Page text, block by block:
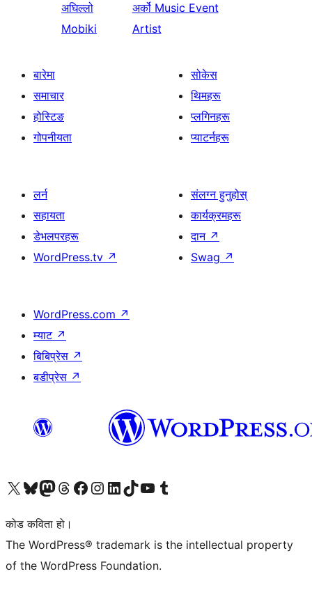
अघिल्लो
Mobiki
अर्को Music Event
Artist
बारेमा
समाचार
होस्टिङ
गोपनीयता
सोकेस
थिमहरू
प्लगिनहरू
प्याटर्नहरू
लर्न
सहायता
डेभलपरहरू
WordPress.tv ↗
संलग्न हुनुहोस्
कार्यक्रमहरू
दान ↗
Swag ↗
WordPress.com ↗
म्याट ↗
बिबिप्रेस ↗
बडीप्रेस ↗
हाम्रो X (पहिले ट्विटर) खातामा जानुहोस्
हाम्रो Bluesky खाता भ्रमण गर्नुहोस्
हाम्रो म्यास्टोडन खाता भ्रमण गर्नुहोस्
हाम्रो थ्रेड्स खातामा जानुहोस्
हाम्रो फेसबुक पेजमा जानुहोस्
हाम्रो इन्स्टाग्राम खातामा जानुहोस्
हाम्रो लिङ्क्डइन खातामा जानुहोस्
हाम्रो TikTok खाता भ्रमण गर्नुहोस्
हाम्रो युट्युब च्यानलमा जानुहोस्
हाम्रो टम्बलर खाता भ्रमण गर्नुहोस्
कोड कविता हो।
The WordPress® trademark is the intellectual property
of the WordPress Foundation.